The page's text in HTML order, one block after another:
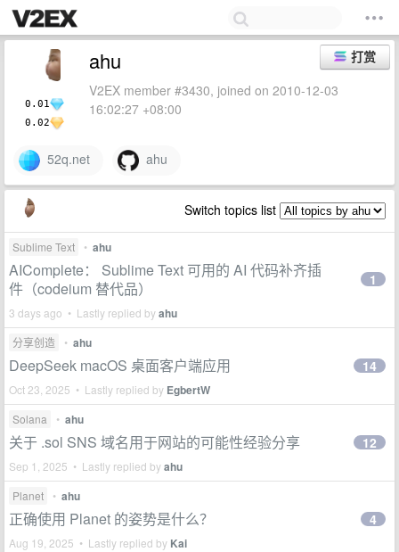
0.01
0.02
打赏
ahu
V2EX member #3430, joined on 2010-12-03
16:02:27 +08:00
52q.net ahu
Switch topics list
Sublime Text • ahu
AIComplete： Sublime Text 可用的 AI 代码补齐插
件（codeium 替代品）
3 days ago • Lastly replied byahu
1
分享创造 • ahu
DeepSeek macOS 桌面客户端应用
Oct 23, 2025 • Lastly replied by EgbertW
14
Solana • ahu
关于 .sol SNS 域名用于网站的可能性经验分享
Sep 1, 2025 • Lastly replied byahu
12
Planet • ahu
正确使用 Planet 的姿势是什么？
Aug 19, 2025 • Lastly replied by Kai
4